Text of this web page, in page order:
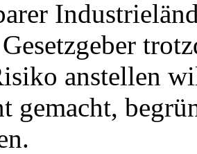
an­stel­len
ge­macht,